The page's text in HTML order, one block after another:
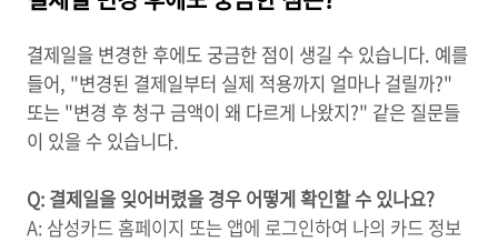
결제일을 변경한 후에도 궁금한 점이 생길 수 있습니다. 예를
들어, "변경된 결제일부터 실제 적용까지 얼마나 걸릴까?"
또는 "변경 후 청구 금액이 왜 다르게 나왔지?" 같은 질문들
이 있을 수 있습니다.
Q: 결제일을 잊어버렸을 경우 어떻게 확인할 수 있나요?
A: 삼성카드 홈페이지 또는 앱에 로그인하여 나의 카드 정보